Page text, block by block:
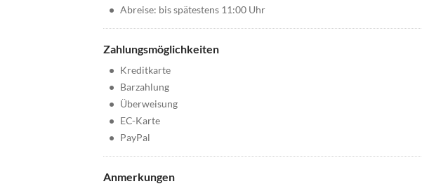
• Abreise: bis spätestens 11:00 Uhr
Zahlungsmöglichkeiten
• Kreditkarte
• Barzahlung
• Überweisung
• EC-Karte
• PayPal
Anmerkungen